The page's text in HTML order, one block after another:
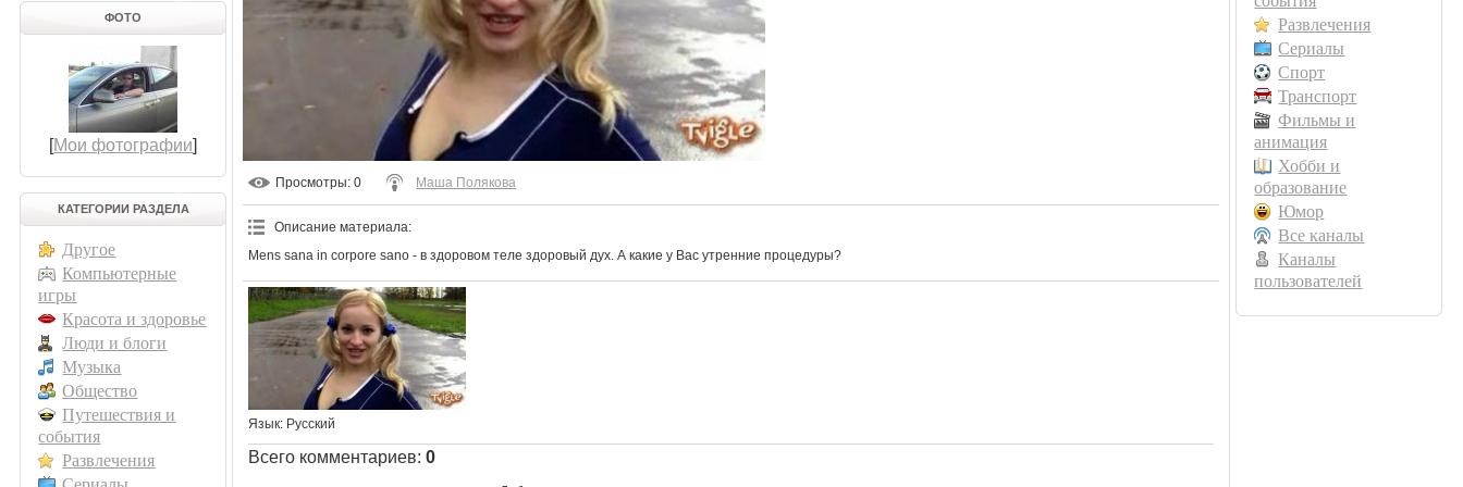
ФОТО
[Мои фотографии]
КАТЕГОРИИ РАЗДЕЛА
Другое
Компьютерные
игры
Красота и здоровье
Люди и блоги
Музыка
Общество
Путешествия и
события
Развлечения
Просмотры: 0 Маша Полякова
Описание материала:
Mens sana in corpore sano - в здоровом теле здоровый дух. А какие у Вас утренние процедуры?
Язык: Русский
Всего комментариев:0
Развлечения
Сериалы
Спорт
Транспорт
Фильмы и
анимация
Хобби и
образование
Юмор
Все каналы
Каналы
пользователей